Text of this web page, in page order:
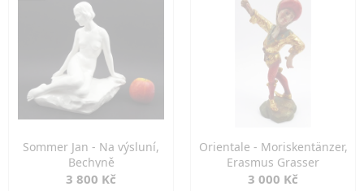
Sommer Jan - Na výsluní,
Bechyně
3 800 Kč
Orientale - Moriskentänzer,
Erasmus Grasser
3 000 Kč